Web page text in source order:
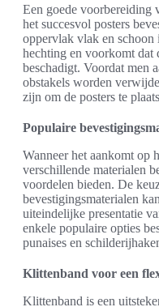
Een goede voorbereiding
het succesvol posters
oppervlak vlak en
hechting en voorkomt dat
beschadigt. Voordat men
obstakels worden
zijn om de posters te
Populaire
Wanneer het aankomt op
verschillende materialen
voordelen bieden. De
bevestigingsmaterialen
uiteindelijke presentatie
enkele populaire opties
punaises en
Klittenband voor een
Klittenband is een